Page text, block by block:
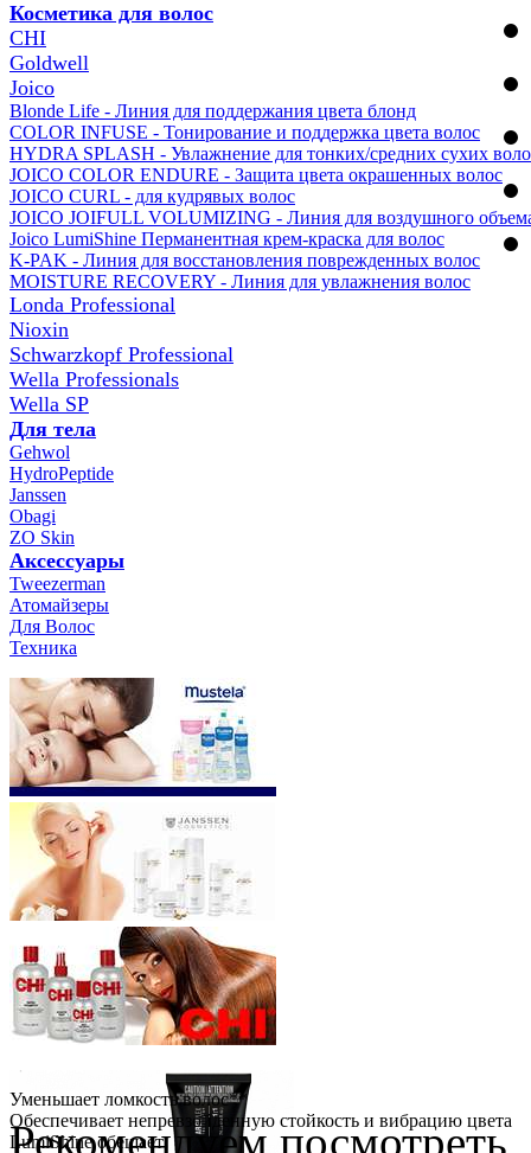
Косметика для волос
CHI
Goldwell
Joico
Blonde Life - Линия для поддержания цвета блонд
COLOR INFUSE - Тонирование и поддержка цвета волос
HYDRA SPLASH - Увлажнение для тонких/средних сухих
JOICO COLOR ENDURE - Защита цвета окрашенных волос
JOICO CURL - для кудрявых волоc
JOICO JOIFULL VOLUMIZING - Линия для воздушного
Joico LumiShine Перманентная крем-краска для волос
K-PAK - Линия для восстановления поврежденных волоc
MOISTURE RECOVERY - Линия для увлажнения волос
Londa Professional
Nioxin
Schwarzkopf Professional
Wella Professionals
Wella SP
Для тела
Gehwol
HydroPeptide
Janssen
Obagi
ZO Skin
Aксессуары
Tweezerman
Атомайзеры
Для Волос
Техника
Уменьшает ломкость волос**
Обеспечивает непревзойденную стойкость и вибрацию цвета
LumiShine обещает:
Рекомендуем посмотреть